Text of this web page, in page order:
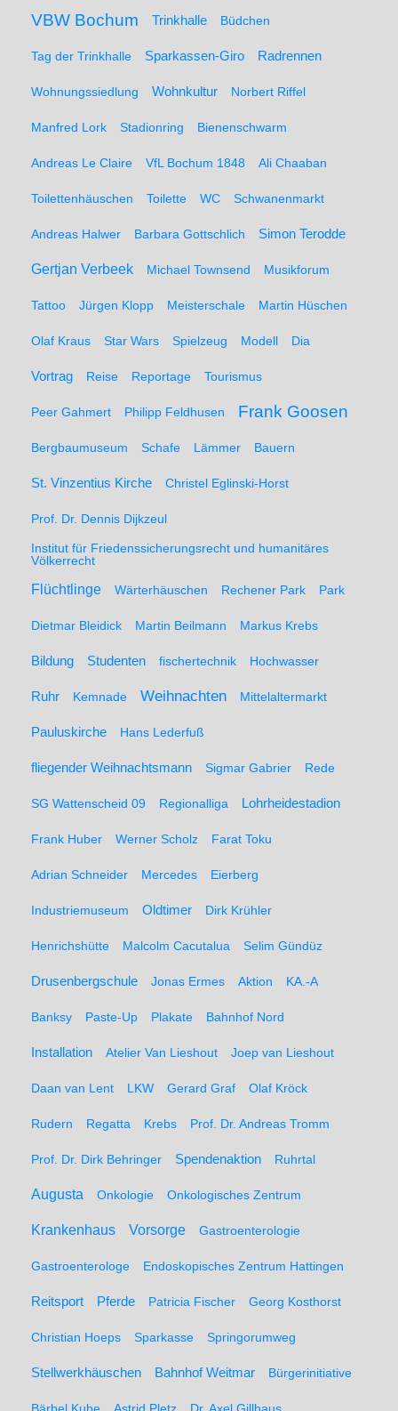
VBW Bochum Trinkhalle Büdchen
Tag der Trinkhalle Sparkassen-Giro Radrennen
Wohnungssiedlung Wohnkultur Norbert Riffel
Manfred Lork Stadionring Bienenschwarm
Andreas Le Claire VfL Bochum 1848 Ali Chaaban
Toilettenhäuschen Toilette WC Schwanenmarkt
Andreas Halwer Barbara Gottschlich Simon Terodde
Gertjan Verbeek Michael Townsend Musikforum
Tattoo Jürgen Klopp Meisterschale Martin Hüschen
Olaf Kraus Star Wars Spielzeug Modell Dia
Vortrag Reise Reportage Tourismus
Peer Gahmert Philipp Feldhusen Frank Goosen
Bergbaumuseum Schafe Lämmer Bauern
St. Vinzentius Kirche Christel Eglinski-Horst
Prof. Dr. Dennis Dijkzeul
Institut für Friedenssicherungsrecht und humanitäres
Völkerrecht
Flüchtlinge Wärterhäuschen Rechener Park Park
Dietmar Bleidick Martin Beilmann Markus Krebs
Bildung Studenten fischertechnik Hochwasser
Ruhr Kemnade Weihnachten Mittelaltermarkt
Pauluskirche Hans Lederfuß
fliegender Weihnachtsmann Sigmar Gabrier Rede
SG Wattenscheid 09 Regionalliga Lohrheidestadion
Frank Huber Werner Scholz Farat Toku
Adrian Schneider Mercedes Eierberg
Industriemuseum Oldtimer Dirk Krühler
Henrichshütte Malcolm Cacutalua Selim Gündüz
Drusenbergschule Jonas Ermes Aktion KA.-A
Banksy Paste-Up Plakate Bahnhof Nord
Installation Atelier Van Lieshout Joep van Lieshout
Daan van Lent LKW Gerard Graf Olaf Kröck
Rudern Regatta Krebs Prof. Dr. Andreas Tromm
Prof. Dr. Dirk Behringer Spendenaktion Ruhrtal
Augusta Onkologie Onkologisches Zentrum
Krankenhaus Vorsorge Gastroenterologie
Gastroenterologe Endoskopisches Zentrum Hattingen
Reitsport Pferde Patricia Fischer Georg Kosthorst
Christian Hoeps Sparkasse Springorumweg
Stellwerkhäuschen Bahnhof Weitmar Bürgerinitiative